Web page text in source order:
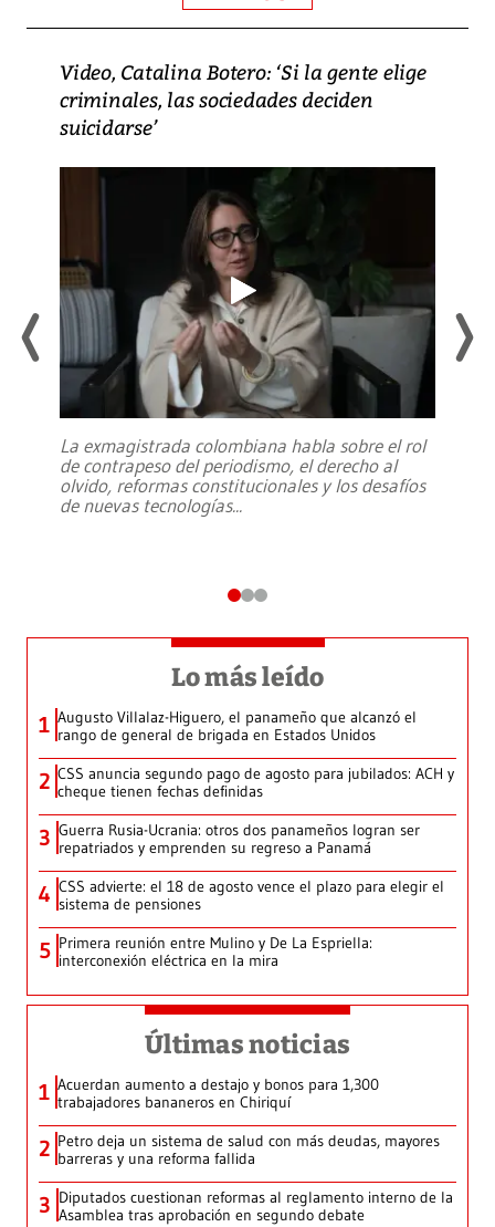
Video, Catalina Botero: ‘Si la gente elige
criminales, las sociedades deciden
suicidarse’
La exmagistrada colombiana habla sobre el rol
de contrapeso del periodismo, el derecho al
olvido, reformas constitucionales y los desafíos
de nuevas tecnologías...
Lo más leído
1 Augusto Villalaz-Higuero, el panameño que alcanzó el
rango de general de brigada en Estados Unidos
2 CSS anuncia segundo pago de agosto para jubilados: ACH y
cheque tienen fechas definidas
3 Guerra Rusia-Ucrania: otros dos panameños logran ser
repatriados y emprenden su regreso a Panamá
4 CSS advierte: el 18 de agosto vence el plazo para elegir el
sistema de pensiones
5 Primera reunión entre Mulino y De La Espriella:
interconexión eléctrica en la mira
Últimas noticias
1 Acuerdan aumento a destajo y bonos para 1,300
trabajadores bananeros en Chiriquí
2 Petro deja un sistema de salud con más deudas, mayores
barreras y una reforma fallida
3 Diputados cuestionan reformas al reglamento interno de la
Asamblea tras aprobación en segundo debate